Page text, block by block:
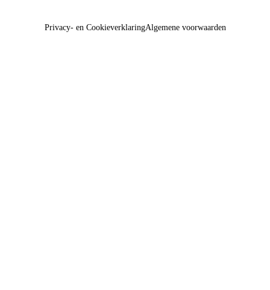
Privacy- en CookieverklaringAlgemene voorwaarden